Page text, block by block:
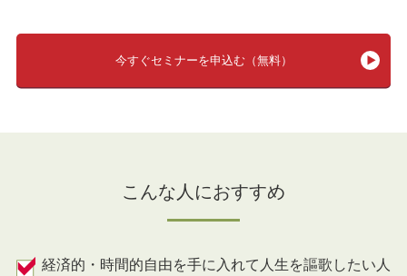
今すぐセミナーを申込む（無料）
こんな人におすすめ
経済的・時間的自由を手に入れて人生を謳歌したい人